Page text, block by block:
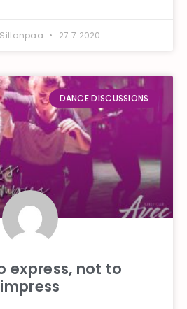
27.7.2020
DANCE DISCUSSIONS
express, not to
impress